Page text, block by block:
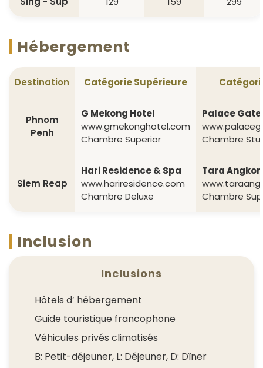
Hébergement
Destination Catégorie Supérieure
Phnom
Penh
G Mekong Hotel
www.gmekonghotel.com
Chambre Superior
Palace
Chambre
Siem Reap
Hari Residence & Spa
www.hariresidence.com
Chambre Deluxe
Tara Angkor
Chambre
Inclusion
Inclusions
Hôtels d’ hébergement
Guide touristique francophone
Véhicules privés climatisés
B: Petit-déjeuner, L: Déjeuner, D: Dîner